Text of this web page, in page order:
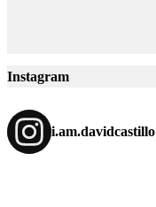
Instagram
i.am.davidcastillo